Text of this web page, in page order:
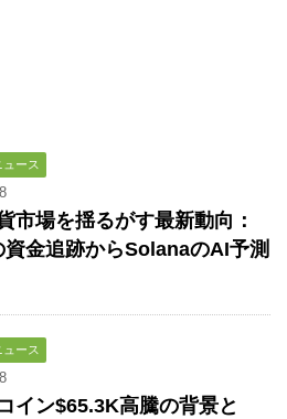
ース
市場を揺るがす最新動向：
金追跡からSolanaのAI予測
ース
イン$65.3K高騰の背景と